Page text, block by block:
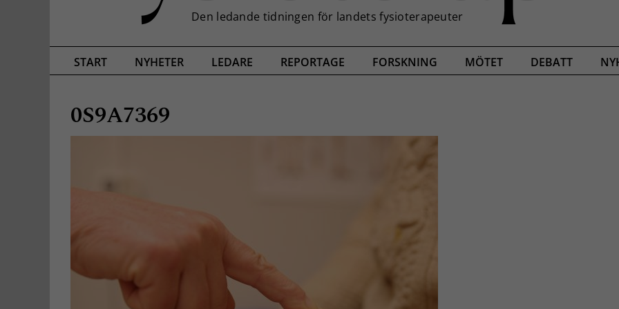
START NYHETER LEDARE REPORTAGE FORSKNING MÖTET DEBATT
0S9A7369